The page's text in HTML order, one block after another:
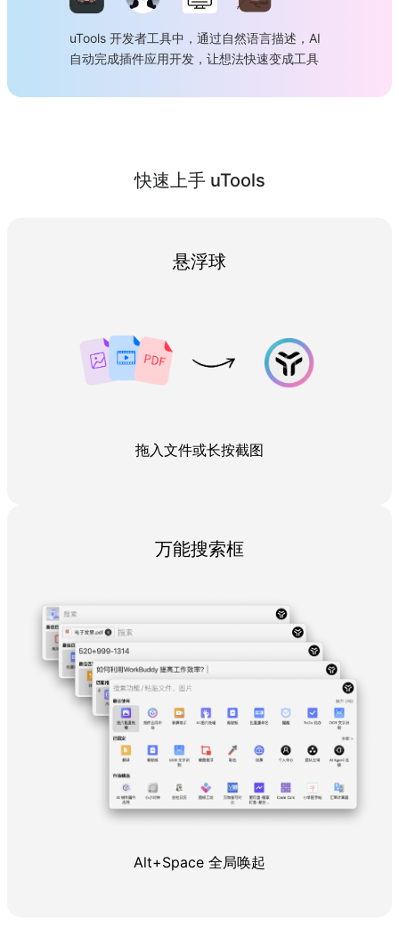
uTools 开发者工具中，通过自然语言描述，AI
自动完成插件应用开发，让想法快速变成工具
快速上手 uTools
悬浮球
拖入文件或长按截图
万能搜索框
Alt+Space 全局唤起